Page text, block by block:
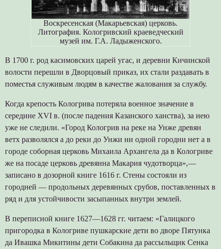
Воскресенская (Макарьевская) церковь.
Литография. Кологривский краеведческий
музей им. Г.А. Ладыженского.
В 1700 г. род касимовских царей угас, и деревни Кичинской
волости перешли в Дворцовый приказ, их стали раздавать в
поместья служивым людям в качестве жалования за службу.
Когда крепость Кологрива потеряла военное значение в
середине XVI в. (после падения Казанского ханства), за нею
уже не следили. «Город Кологрив на реке на Унже древян
ветх разволялся а до реки до Унжи ни одной городни нет а в
городе соборная церковь Михаила Архангела да в Кологриве
же на посаде церковь древянна Макария чудотворца»,—
записано в дозорной книге 1616 г. Стены состояли из
городней — продольных деревянных срубов, поставленных в
ряд и для устойчивости засыпанных внутри землей.
В переписной книге 1627—1628 гг. читаем: «Галицкого
пригородка в Кологриве пушкарские дети во дворе Пятунка
да Ивашка Микитины дети Собакина да рассыльщик Сенка